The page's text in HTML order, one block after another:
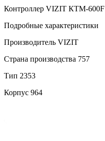
Контроллер VIZIT КТМ-600F
Подробные характеристики
Производитель VIZIT
Страна производства 757
Тип 2353
Корпус 964